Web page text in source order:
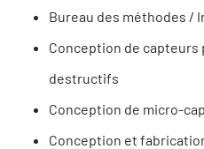
Bureau des méthodes /
Conception de
destructifs
Conception de micro-
Conception et